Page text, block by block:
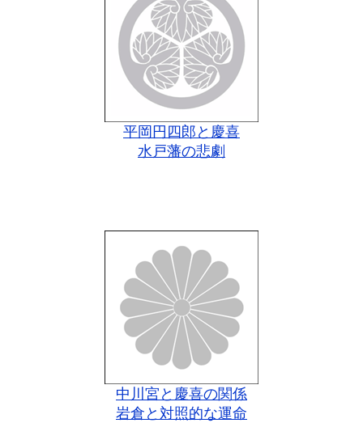
平岡円四郎と慶喜
水戸藩の悲劇
中川宮と慶喜の関係
岩倉と対照的な運命